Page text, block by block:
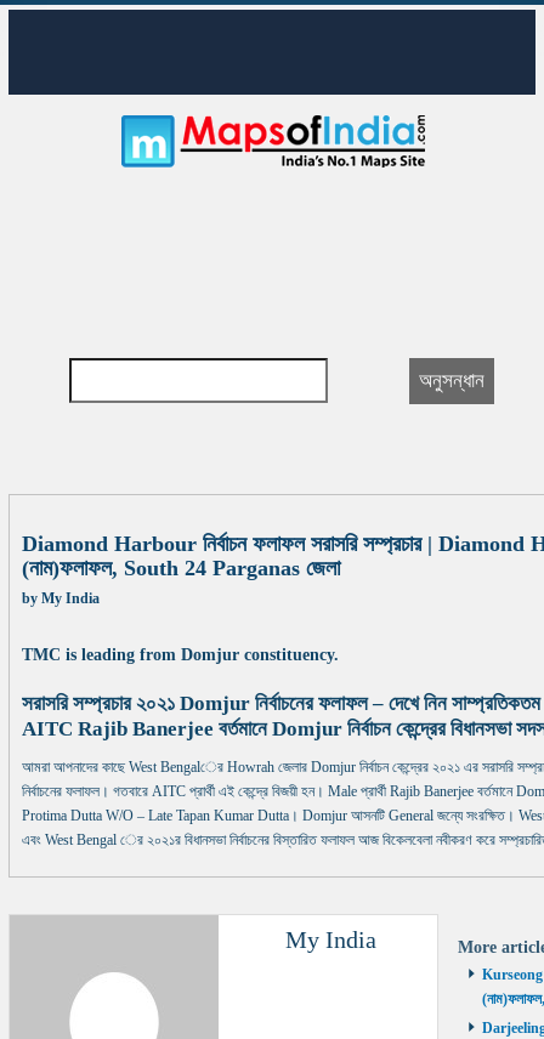
Diamond Harbour নির্বাচন ফলাফল সরাসরি সম্প্রচার | Diamond
(নাম)ফলাফল, South 24 Parganas জেলা
by My India
TMC is leading from Domjur constituency.
সরাসরি সম্প্রচার ২০২১ Domjur নির্বাচনের ফলাফল – দেখে নিন
AITC Rajib Banerjee বর্তমানে Domjur নির্বাচন কেন্দ্রের বিধানসভা
আমরা আপনাদের কাছে West Bengalের Howrah জেলার Domjur নির্বাচন কেন্দ্রের ২০২১ এর সরাসরি
নির্বাচনের ফলাফল। গতবারে AITC প্রার্থী এই কেন্দ্রে বিজয়ী হন। Male প্রার্থী Rajib Banerjee বর্তমানে
Protima Dutta W/O – Late Tapan Kumar Dutta। Domjur আসনটি General জন্যে সংরক্ষিত। West
এবং West Bengal ের ২০২১র বিধানসভা নির্বাচনের বিস্তারিত ফলাফল আজ বিকেলবেলা নবীকরণ করে
My India More
Kurseong
Darjeeling